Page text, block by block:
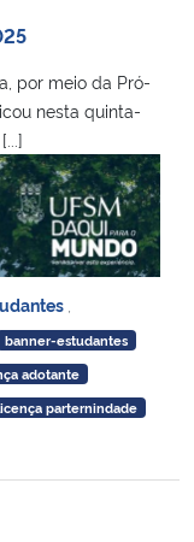
por meio da Pró-
nesta quinta-
banner-estudantes
adotante
parternindade